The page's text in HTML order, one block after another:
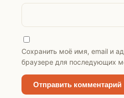
Сохранить моё имя, email и
браузере для последующих